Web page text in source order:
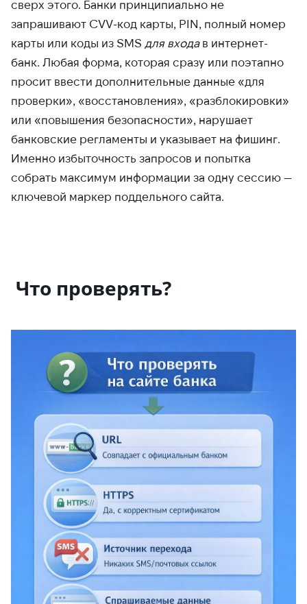
сверх этого. Банки принципиально не
запрашивают CVV-код карты, PIN, полный номер
карты или коды из SMS для входав интернет-
банк. Любая форма, которая сразу или поэтапно
просит ввести дополнительные данные «для
проверки», «восстановления», «разблокировки»
или «повышения безопасности», нарушает
банковские регламенты и указывает на фишинг.
Именно избыточность запросов и попытка
собрать максимум информации за одну сессию —
ключевой маркер поддельного сайта.
Что проверять?